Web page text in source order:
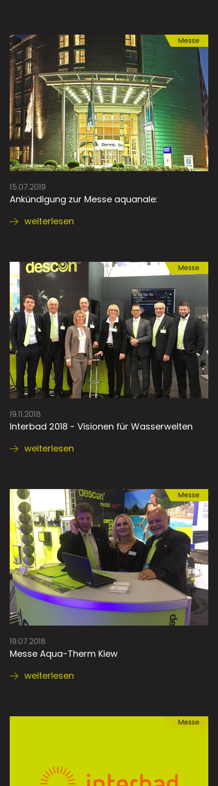
Messe
15.07.2019
Ankündigung zur Messe aquanale:
weiterlesen
Messe
19.11.2018
Interbad 2018 - Visionen für Wasserwelten
weiterlesen
Messe
19.07.2018
Messe Aqua-Therm Kiew
weiterlesen
Messe